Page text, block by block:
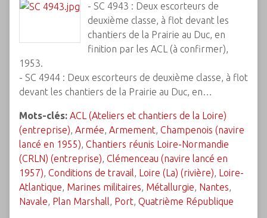
- SC 4943 : Deux escorteurs de
deuxième classe, à flot devant les
chantiers de la Prairie au Duc, en
finition par les ACL (à confirmer),
1953.
- SC 4944 : Deux escorteurs de deuxième classe, à flot
devant les chantiers de la Prairie au Duc, en…
Mots-clés: ACL (Ateliers et chantiers de la Loire)
(entreprise), Armée, Armement, Champenois (navire
lancé en 1955), Chantiers réunis Loire-Normandie
(CRLN) (entreprise), Clémenceau (navire lancé en
1957), Conditions de travail, Loire (La) (rivière), Loire-
Atlantique, Marines militaires, Métallurgie, Nantes,
Navale, Plan Marshall, Port, Quatrième République